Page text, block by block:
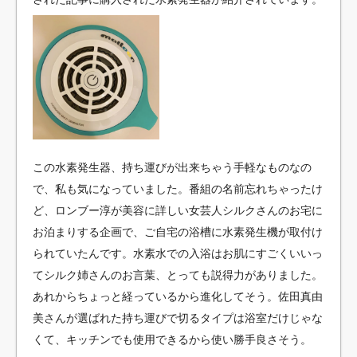
この水素発生器、持ち運びが出来ちゃう手軽なものなの
で、私も気になっていました。番組の名前忘れちゃったけ
ど、ロンブー淳が美容に詳しい女芸人シルクさんのお宅に
お泊まりする企画で、ご自宅の浴槽に水素発生機が取付け
られていたんです。水素水での入浴はお肌にすごくいいっ
てシルク姉さんのお言葉、とっても説得力がありました。
あれからちょっと経っているから進化してそう。佐田真由
美さんが選ばれた持ち運びで切るタイプは浴室だけじゃな
くて、キッチンでも使用できるから使い勝手良さそう。